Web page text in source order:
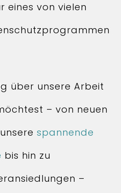
eines von vielen
über unsere Arbeit
– von neuen
spannende
bis hin zu
–